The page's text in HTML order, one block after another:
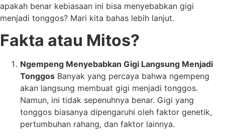
apakah benar kebiasaan ini bisa menyebabkan gigi
menjadi tonggos? Mari kita bahas lebih lanjut.
Fakta atau Mitos?
Ngempeng Menyebabkan Gigi Langsung Menjadi
Tonggos Banyak yang percaya bahwa ngempeng
akan langsung membuat gigi menjadi tonggos.
Namun, ini tidak sepenuhnya benar. Gigi yang
tonggos biasanya dipengaruhi oleh faktor genetik,
pertumbuhan rahang, dan faktor lainnya.